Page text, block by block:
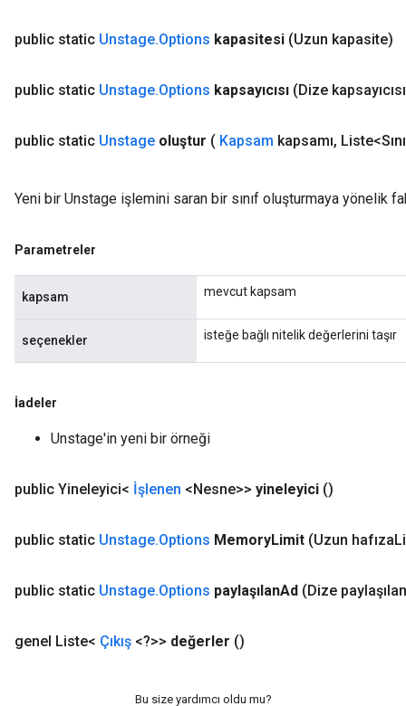
public static Unstage.Options kapasitesi (Uzun kapasite)
public static Unstage.Options kapsayıcısı (Dize
public static Unstage oluştur ( Kapsam kapsamı,
Yeni bir Unstage işlemini saran bir sınıf oluşturmaya yönelik
Parametreler
kapsam mevcut kapsam
seçenekler isteğe bağlı nitelik değerlerini taşır
İadeler
Unstage'in yeni bir örneği
public Yineleyici< İşlenen <Nesne>> yineleyici ()
public static Unstage.Options MemoryLimit (Uzun hafıza
public static Unstage.Options paylaşılanAd (Dize paylaşılan
genel Liste< Çıkış <?>> değerler ()
Bu size yardımcı oldu mu?